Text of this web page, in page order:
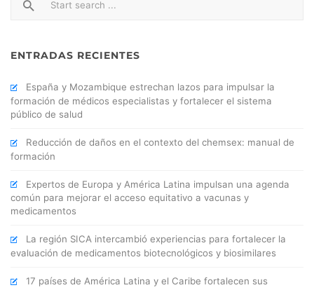
ENTRADAS RECIENTES
España y Mozambique estrechan lazos para impulsar la
formación de médicos especialistas y fortalecer el sistema
público de salud
Reducción de daños en el contexto del chemsex: manual de
formación
Expertos de Europa y América Latina impulsan una agenda
común para mejorar el acceso equitativo a vacunas y
medicamentos
La región SICA intercambió experiencias para fortalecer la
evaluación de medicamentos biotecnológicos y biosimilares
17 países de América Latina y el Caribe fortalecen sus